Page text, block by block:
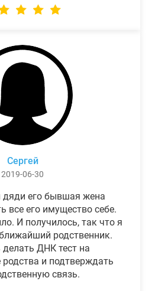
Сергей
2019-06-30
дяди его бывшая жена
все его имущество себе.
И получилось, так что я
родственник.
ДНК тест на
и подтверждать
связь.